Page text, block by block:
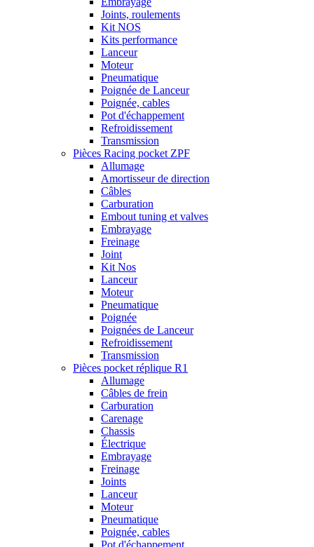
Joints, roulements
Kit NOS
Kits performance
Lanceur
Moteur
Pneumatique
Poignée de Lanceur
Poignée, cables
Pot d'échappement
Refroidissement
Transmission
Pièces Racing pocket ZPF
Allumage
Amortisseur de direction
Câbles
Carburation
Embout tuning et valves
Embrayage
Freinage
Joint
Kit Nos
Lanceur
Moteur
Pneumatique
Poignée
Poignées de Lanceur
Refroidissement
Transmission
Pièces pocket réplique R1
Allumage
Câbles de frein
Carburation
Carenage
Chassis
Électrique
Embrayage
Freinage
Joints
Lanceur
Moteur
Pneumatique
Poignée, cables
Pot d'échappement